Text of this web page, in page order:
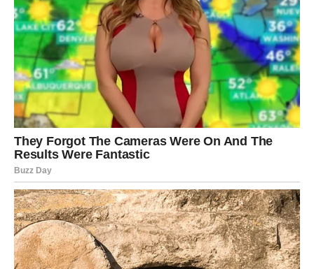
Zato obratite pažnju na sve što vam se čini neobičnim.
Na razgovore koji ostavljaju utisak.
Na susrete koji djeluju sudbinski.
Na ideje koje vam dolaze iznenada.
Sve to može biti dio odgovora koji čekate.
NAJVAŽNIJA PORUKA SVEMIRA
Rakovi, ono što ste čekali godinama konačno počinje da